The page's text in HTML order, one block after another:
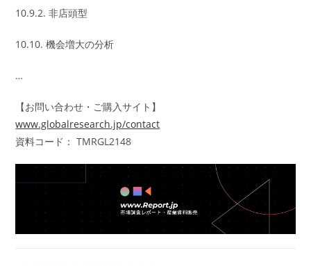
10.9.2. 非店頭型
10.10. 機会増大の分析
…
【お問い合わせ・ご購入サイト】
www.globalresearch.jp/contact
資料コード： TMRGL2148